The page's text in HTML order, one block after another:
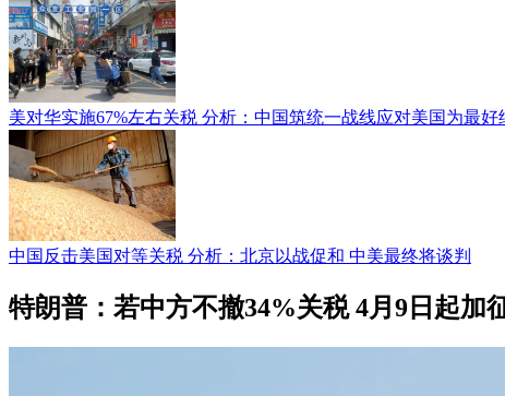
美对华实施67%左右关税 分析：中国筑统一战线应对美国为最好
中国反击美国对等关税 分析：北京以战促和 中美最终将谈判
特朗普：若中方不撤34%关税 4月9日起加